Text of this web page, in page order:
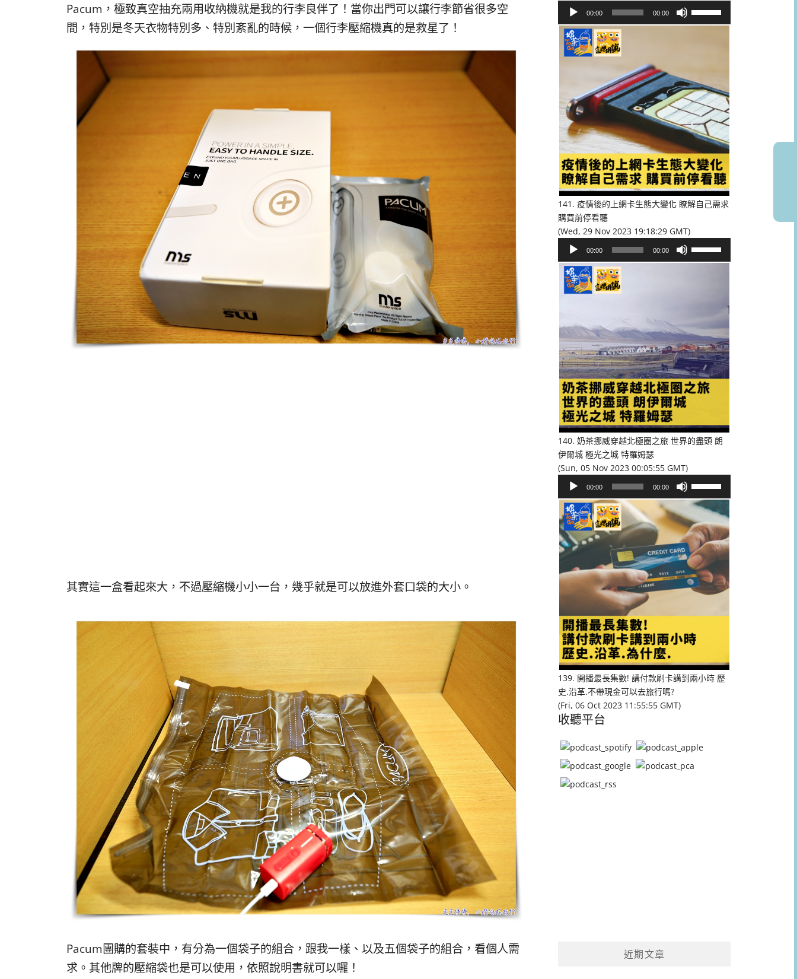
Pacum，極致真空抽充兩用收納機就是我的行李良伴了！當你出門可以讓行李節省很多空
間，特別是冬天衣物特別多、特別紊亂的時候，一個行李壓縮機真的是救星了！
其實這一盒看起來大，不過壓縮機小小一台，幾乎就是可以放進外套口袋的大小。
Pacum團購的套裝中，有分為一個袋子的組合，跟我一樣、以及五個袋子的組合，看個人需
求。其他牌的壓縮袋也是可以使用，依照說明書就可以囉！
播
放
00:00 00:00
鍵
以
提
高
或
降
低
音
量。
141. 疫情後的上網卡生態大變化 瞭解自己需求
購買前停看聽
(Wed, 29 Nov 2023 19:18:29 GMT)
播
放
00:00 00:00
以
提
高
或
降
量。
140. 奶茶挪威穿越北極圈之旅 世界的盡頭 朗
伊爾城 極光之城 特羅姆瑟
(Sun, 05 Nov 2023 00:05:55 GMT)
播
放
器
00:00 00:00
向
上/
向
下
鍵
以
提
或
降
低
量。
139. 開播最長集數! 講付款刷卡講到兩小時 歷
史.沿革.不帶現金可以去旅行嗎?
(Fri, 06 Oct 2023 11:55:55 GMT)
收聽平台
近期文章